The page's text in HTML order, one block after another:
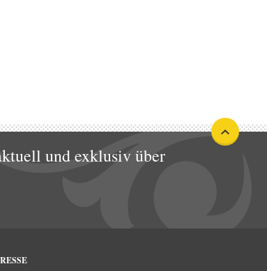
und exklusiv über